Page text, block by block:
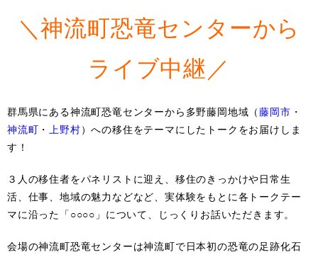
＼神流町恐竜センターから
ライブ中継／
群馬県にある神流町恐竜センターから多野藤岡地域（藤岡市 ・
神流町 ・ 上野村）への移住をテーマにしたトークをお届けしま
す！
３人の移住者をパネリストに迎え、移住のきっかけや日常生
活、仕事、地域の魅力などなど、実体験をもとに各トークテー
マに沿った「○○○○」について、じっくりお話いただきます。
会場の神流町恐竜センターは神流町で日本初の恐竜の足跡化石